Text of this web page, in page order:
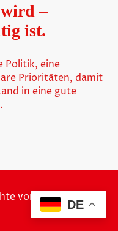
–
ist.
Politik, eine
Prioritäten, damit
in eine gute
vorbehalten.
DE